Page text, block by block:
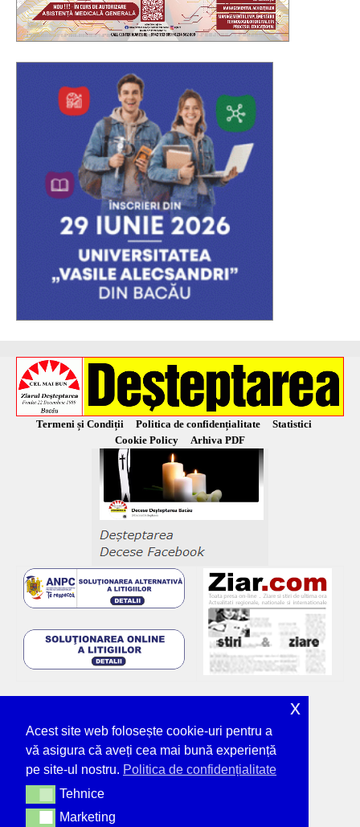
Termeni și Condiții Politica de confidențialitate
Statistici
Cookie Policy
Arhiva PDF
Acest site web folosește cookie-uri pentru a
vă asigura că aveți cea mai bună experiență
pe site-ul nostru. Politica de confidențialitate
TehniceTehnice
MarketingMarketing
x